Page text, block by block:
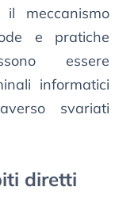
meccanismo
e pratiche
essere
informatici
svariati
diretti